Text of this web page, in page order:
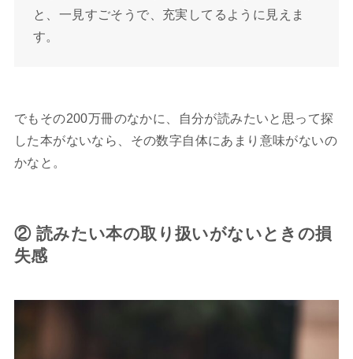
と、一見すごそうで、充実してるように見えま
す。
でもその200万冊のなかに、自分が読みたいと思って探
した本がないなら、その数字自体にあまり意味がないの
かなと。
② 読みたい本の取り扱いがないときの損
失感